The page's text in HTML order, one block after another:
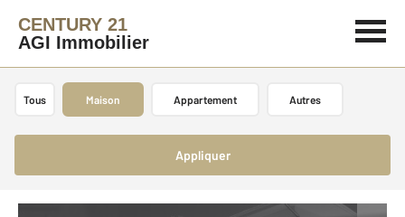
CENTURY 21
AGI Immobilier
Tous Maison Appartement Autres
Appliquer